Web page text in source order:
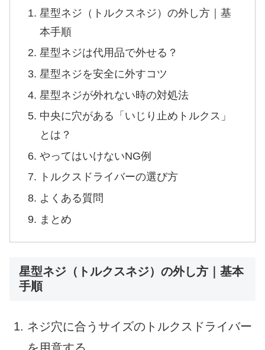
星型ネジ（トルクスネジ）の外し方｜基
本手順
星型ネジは代用品で外せる？
星型ネジを安全に外すコツ
星型ネジが外れない時の対処法
中央に穴がある「いじり止めトルクス」
とは？
やってはいけないNG例
トルクスドライバーの選び方
よくある質問
まとめ
星型ネジ（トルクスネジ）の外し方｜基本
手順
ネジ穴に合うサイズのトルクスドライバー